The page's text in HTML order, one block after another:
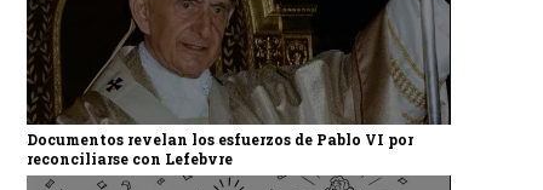
Documentos revelan los esfuerzos de Pablo VI por
reconciliarse con Lefebvre